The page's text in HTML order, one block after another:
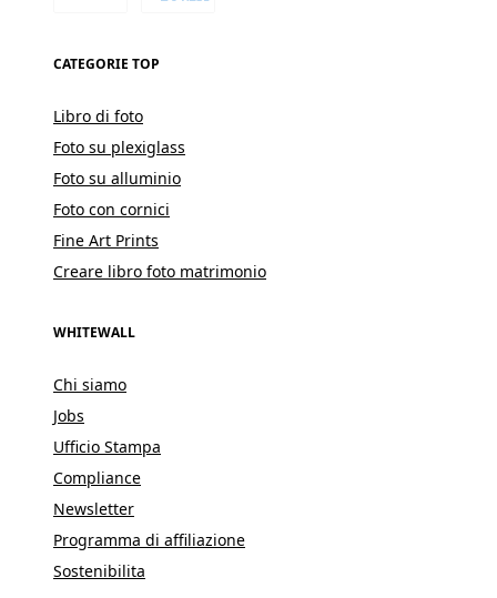
CATEGORIE TOP
Libro di foto
Foto su plexiglass
Foto su alluminio
Foto con cornici
Fine Art Prints
Creare libro foto matrimonio
WHITEWALL
Chi siamo
Jobs
Ufficio Stampa
Compliance
Newsletter
Programma di affiliazione
Sostenibilita